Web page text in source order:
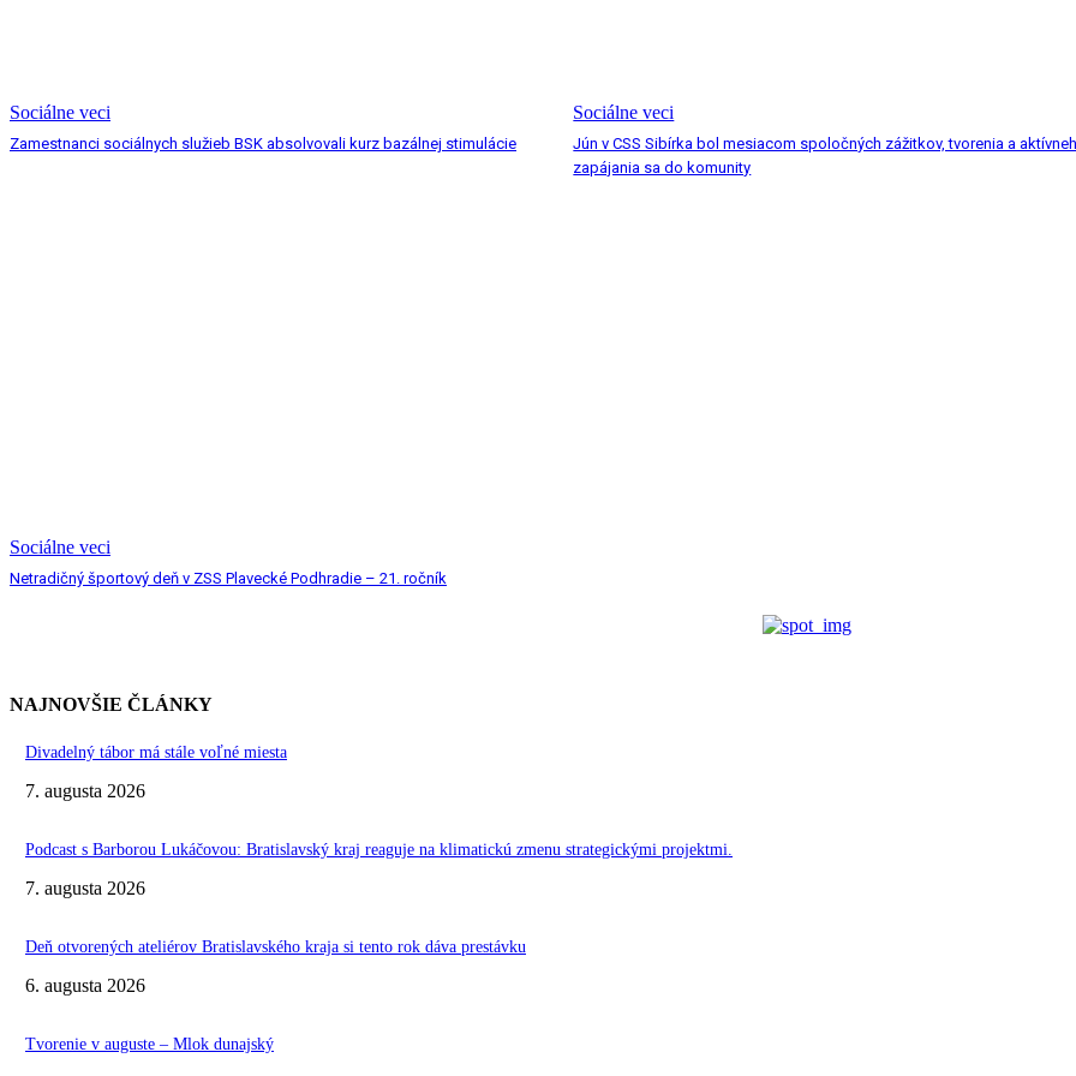
Sociálne veci
Zamestnanci sociálnych služieb BSK absolvovali kurz bazálnej stimulácie
Sociálne veci
Jún v CSS Sibírka bol mesiacom spoločných zážitkov, tvorenia a
zapájania sa do komunity
Sociálne veci
Netradičný športový deň v ZSS Plavecké Podhradie – 21. ročník
NAJNOVŠIE ČLÁNKY
Divadelný tábor má stále voľné miesta
7. augusta 2026
Podcast s Barborou Lukáčovou: Bratislavský kraj reaguje na klimatickú zmenu strategickými projektmi.
7. augusta 2026
Deň otvorených ateliérov Bratislavského kraja si tento rok dáva prestávku
6. augusta 2026
Tvorenie v auguste – Mlok dunajský